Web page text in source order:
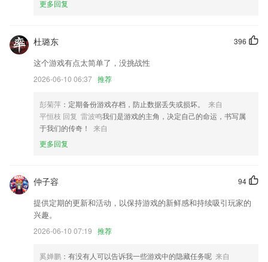
6.AI人工智能伴读，绑定绘本阅读机器入、开启阅读之旅
增加手机号一键登录功能；
支持用户自定义设置部分按钮的功能。
修复更换头像后退出登录bug
新增 专利检索 筛选项重置多选功能，优化现有筛选体验
调整我的任务模块
提高读信打开速度
以到应用商店进行打分评论，说出您的使用经历，以帮助我们更好的对产
品进行优化修改。
更多回复
396
杜璐东
这个游戏有点太简单了，没挑战性
2026-06-10 06:37 推荐
彭菊萍 ：定期备份游戏存档，防止数据丢失或损坏。
来自
平恒枝 回复 雷波鸣我们是游戏的主角，决定自己的命运，书写属
于我们的传奇！
来自
更多回复
94
仲子容
提供定期的更新和活动，以保持游戏的新鲜感和持续吸引玩家的
兴趣。
2026-06-10 07:19 推荐
奚婵鹏 ：有没有人可以告诉我一些游戏中的隐藏任务呢 来自